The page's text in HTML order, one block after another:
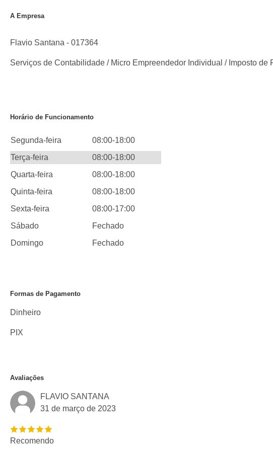
A Empresa
Flavio Santana - 017364
Serviços de Contabilidade / Micro Empreendedor Individual / Imposto de
Horário de Funcionamento
Segunda-feira
08:00-18:00
Terça-feira
08:00-18:00
Quarta-feira
08:00-18:00
Quinta-feira
08:00-18:00
Sexta-feira
08:00-17:00
Sábado
Fechado
Domingo
Fechado
Formas de Pagamento
Dinheiro
PIX
Avaliações
FLAVIO SANTANA
31 de março de 2023
Recomendo